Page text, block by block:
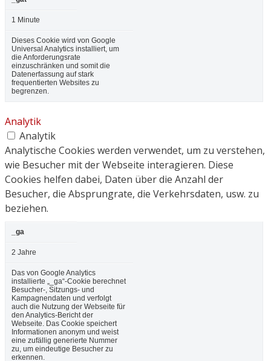
1 Minute
Dieses Cookie wird von Google
Universal Analytics installiert, um
die Anforderungsrate
einzuschränken und somit die
Datenerfassung auf stark
frequentierten Websites zu
begrenzen.
Analytik
Analytik
Analytische Cookies werden verwendet, um zu verstehen,
wie Besucher mit der Webseite interagieren. Diese
Cookies helfen dabei, Daten über die Anzahl der
Besucher, die Absprungrate, die Verkehrsdaten, usw. zu
beziehen.
_ga
2 Jahre
Das von Google Analytics
installierte „_ga“-Cookie berechnet
Besucher-, Sitzungs- und
Kampagnendaten und verfolgt
auch die Nutzung der Webseite für
den Analytics-Bericht der
Webseite. Das Cookie speichert
Informationen anonym und weist
eine zufällig generierte Nummer
zu, um eindeutige Besucher zu
erkennen.